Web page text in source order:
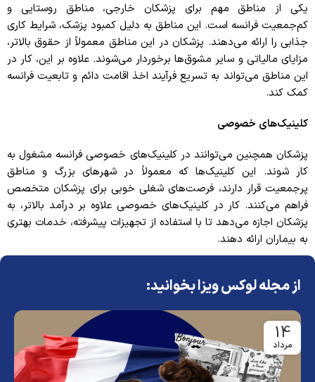
یکی از مناطق مهم برای پزشکان خارجی، مناطق روستایی و
کم‌جمعیت فرانسه است. این مناطق به دلیل کمبود پزشک، شرایط کاری
جذابی را ارائه می‌دهند. پزشکان در این مناطق معمولاً از حقوق بالاتر،
مزایای مالیاتی و سایر مشوق‌ها برخوردار می‌شوند. علاوه بر این، کار در
این مناطق می‌تواند به تسریع فرآیند اخذ اقامت دائم و تابعیت فرانسه
کمک کند.
کلینیک‌های خصوصی
پزشکان همچنین می‌توانند در کلینیک‌های خصوصی فرانسه مشغول به
کار شوند. این کلینیک‌ها که معمولاً در شهرهای بزرگ و مناطق
پرجمعیت قرار دارند، فرصت‌های شغلی خوبی برای پزشکان متخصص
فراهم می‌کنند. کار در کلینیک‌های خصوصی علاوه بر درآمد بالاتر، به
پزشکان اجازه می‌دهد تا با استفاده از تجهیزات پیشرفته، خدمات بهتری
به بیماران ارائه دهند.
از مجله لوکس ویزا بخوانید:
14
مرداد